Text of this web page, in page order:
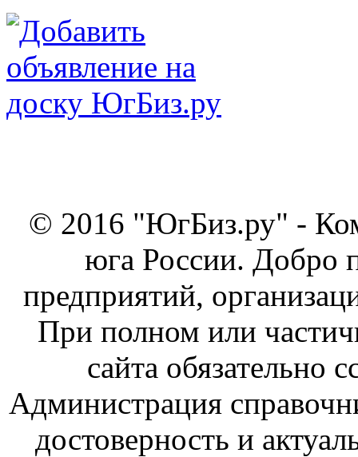
© 2016 "ЮгБиз.ру" -
юга России. Добро
предприятий,
При полном или
сайта обязательно
Администрация
достоверность и